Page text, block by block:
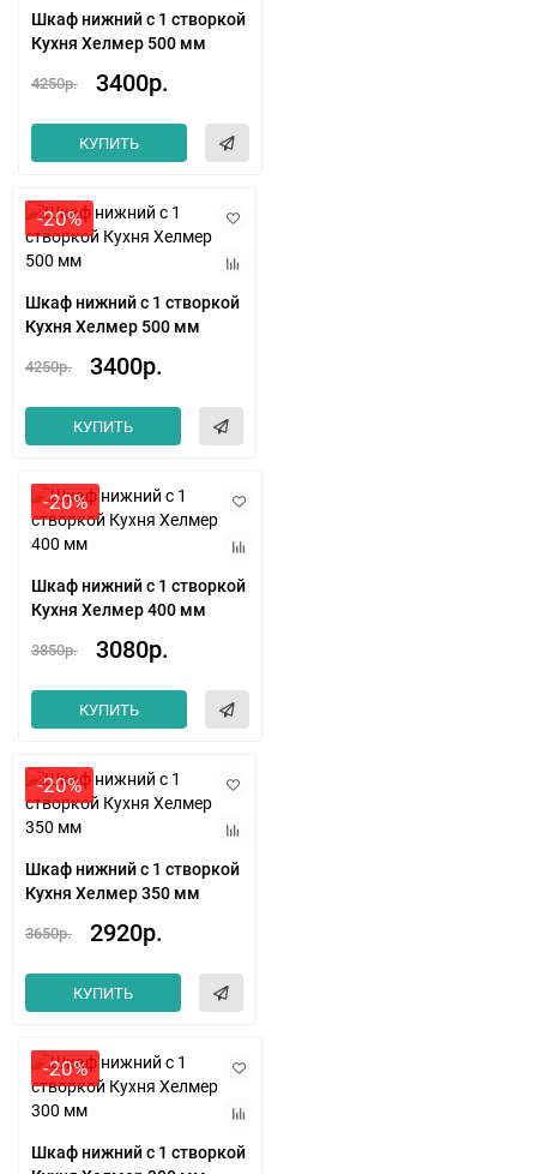
Шкаф нижний с 1 створкой
Кухня Хелмер 500 мм
4250р. 3400р.
КУПИТЬ
-20%
Шкаф нижний с 1 створкой
Кухня Хелмер 500 мм
4250р. 3400р.
КУПИТЬ
-20%
Шкаф нижний с 1 створкой
Кухня Хелмер 400 мм
3850р. 3080р.
КУПИТЬ
-20%
Шкаф нижний с 1 створкой
Кухня Хелмер 350 мм
3650р. 2920р.
КУПИТЬ
-20%
Шкаф нижний с 1 створкой